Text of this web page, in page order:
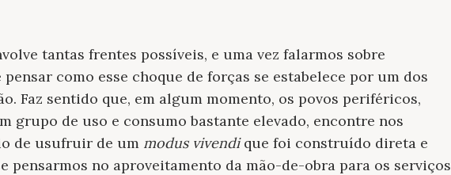
tantas frentes possíveis, e uma vez falarmos sobre
como esse choque de forças se estabelece por um dos
Faz sentido que, em algum momento, os povos periféricos,
grupo de uso e consumo bastante elevado, encontre nos
de usufruir de um modus vivendique foi construído direta e
pensarmos no aproveitamento da mão-de-obra para os serviços